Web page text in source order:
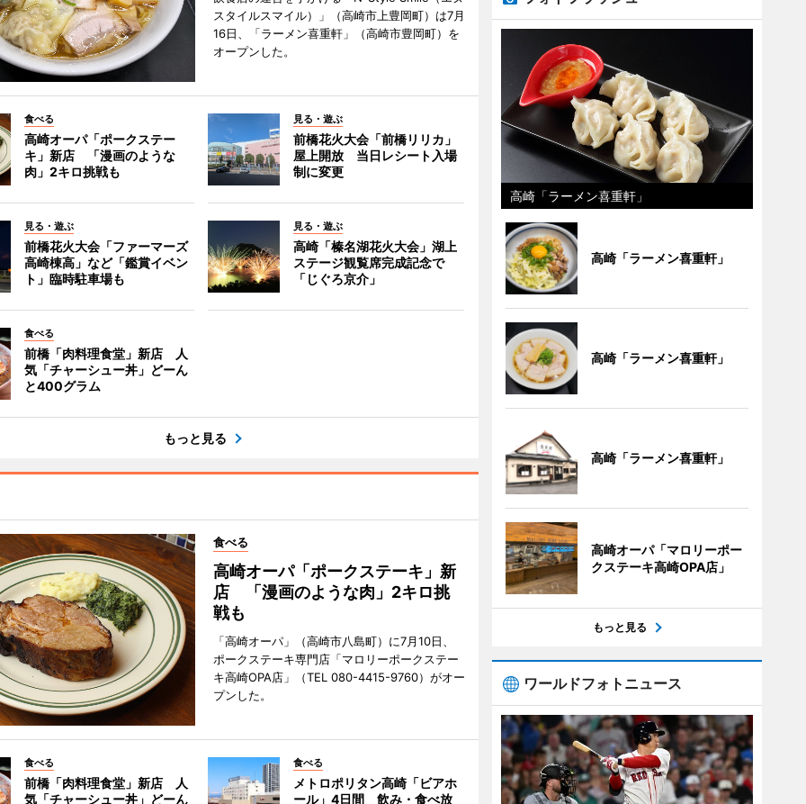
スタイルスマイル）」（高崎市上豊岡町）は7月
16日、「ラーメン喜重軒」（高崎市豊岡町）を
オープンした。
食べる
高崎オーパ「ポークステー
キ」新店 「漫画のような
肉」2キロ挑戦も
見る・遊ぶ
前橋花火大会「前橋リリカ」
屋上開放 当日レシート入場
制に変更
見る・遊ぶ
前橋花火大会「ファーマーズ
高崎棟高」など「鑑賞イベン
ト」臨時駐車場も
見る・遊ぶ
高崎「榛名湖花火大会」湖上
ステージ観覧席完成記念で
「じぐろ京介」
食べる
前橋「肉料理食堂」新店 人
気「チャーシュー丼」どーん
と400グラム
もっと見る
食べる
高崎オーパ「ポークステーキ」新
店 「漫画のような肉」2キロ挑
戦も
「高崎オーパ」（高崎市八島町）に7月10日、
ポークステーキ専門店「マロリーポークステー
キ高崎OPA店」（TEL 080-4415-9760）がオー
プンした。
食べる
前橋「肉料理食堂」新店 人
気「チャーシュー丼」どーん
食べる
メトロポリタン高崎「ビアホ
ール」4日間 飲み・食べ放
高崎「ラーメン喜重軒」
高崎「ラーメン喜重軒」
高崎「ラーメン喜重軒」
高崎「ラーメン喜重軒」
高崎オーパ「マロリーポー
クステーキ高崎OPA店」
もっと見る
ワールドフォトニュース